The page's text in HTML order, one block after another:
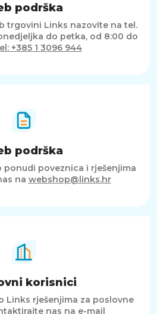
podrška
trgovini Links nazovite na tel.
do petka, od 8:00 do
+385 1 3096 944
podrška
ponudi poveznica i rješenjima
na webshop@links.hr
korisnici
Links rješenjima za poslovne
nas na e-mail